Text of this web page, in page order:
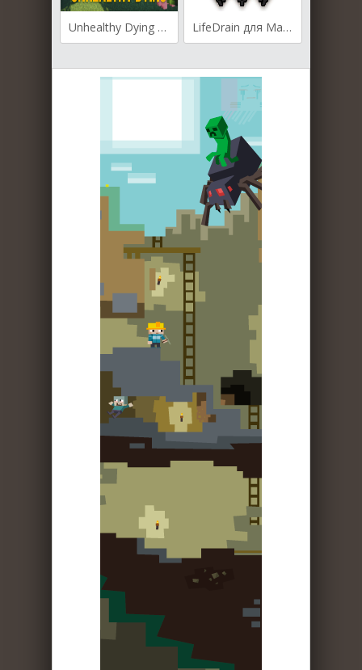
Unhealthy Dying для Майнкрафт [1.20.1, 1.20, 1.19.4] LifeDrain для Майнкрафт 1.19.2